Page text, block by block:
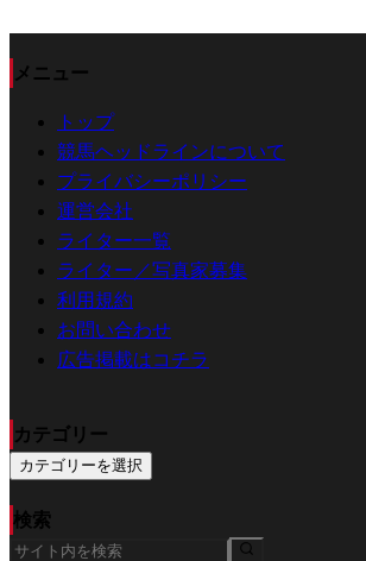
メニュー
トップ
競馬ヘッドラインについて
プライバシーポリシー
運営会社
ライター一覧
ライター／写真家募集
利用規約
お問い合わせ
広告掲載はコチラ
カテゴリー
カテゴリーを選択
検索